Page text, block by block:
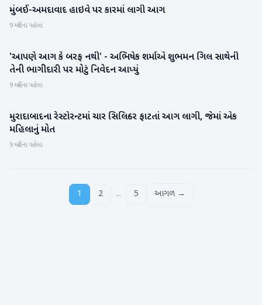
રાષ્ટ્રીય
મુંબઈ-અમદાવાદ હાઇવે પર કારમાં લાગી આગ
9 મહિના પહેલા
રમતગમત
'આપણે આગ કે બરફ નથી' - અભિષેક શર્માએ શુભમન ગિલ સાથેની
તેની ભાગીદારી પર મોટું નિવેદન આપ્યું
9 મહિના પહેલા
રાષ્ટ્રીય
મુરાદાબાદના રેસ્ટોરન્ટમાં ચાર સિલિન્ડર ફાટતાં આગ લાગી, જેમાં એક
મહિલાનું મોત
9 મહિના પહેલા
1 2 ... 5 આગળ →